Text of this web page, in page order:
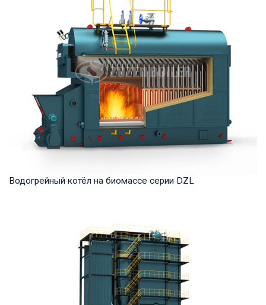
Водогрейный котёл на биомассе серии DZL
мощность продукта: 1,4-14 МВт Температура ...